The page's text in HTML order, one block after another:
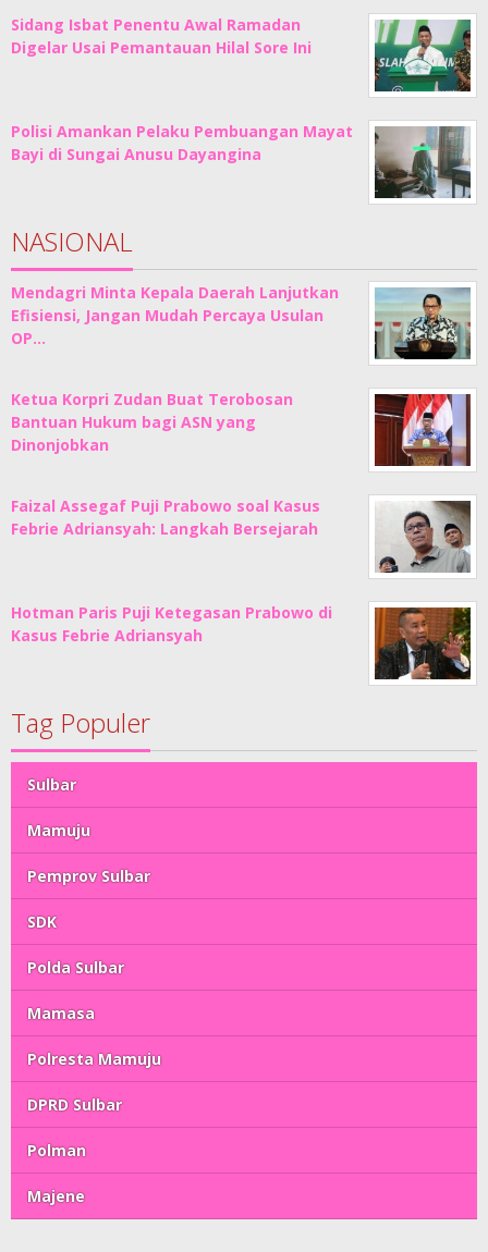
Sidang Isbat Penentu Awal Ramadan
Digelar Usai Pemantauan Hilal Sore Ini
Polisi Amankan Pelaku Pembuangan Mayat
Bayi di Sungai Anusu Dayangina
NASIONAL
Mendagri Minta Kepala Daerah Lanjutkan
Efisiensi, Jangan Mudah Percaya Usulan
OP…
Ketua Korpri Zudan Buat Terobosan
Bantuan Hukum bagi ASN yang
Dinonjobkan
Faizal Assegaf Puji Prabowo soal Kasus
Febrie Adriansyah: Langkah Bersejarah
Hotman Paris Puji Ketegasan Prabowo di
Kasus Febrie Adriansyah
Tag Populer
Sulbar
Mamuju
Pemprov Sulbar
SDK
Polda Sulbar
Mamasa
Polresta Mamuju
DPRD Sulbar
Polman
Majene